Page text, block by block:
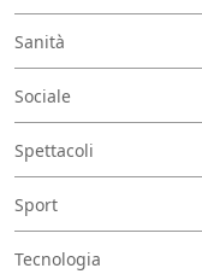
Sanità
Sociale
Spettacoli
Sport
Tecnologia